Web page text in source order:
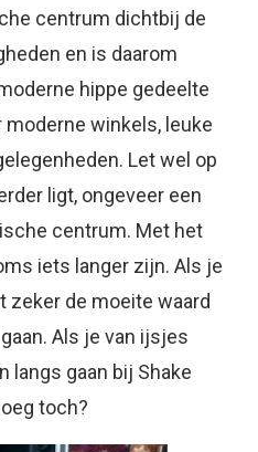
centrum dichtbij de
en is daarom
hippe gedeelte
winkels, leuke
Let wel op
ligt, ongeveer een
centrum. Met het
iets langer zijn. Als je
zeker de moeite waard
Als je van ijsjes
langs gaan bij Shake
toch?